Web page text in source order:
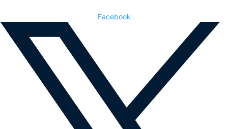
Facebook